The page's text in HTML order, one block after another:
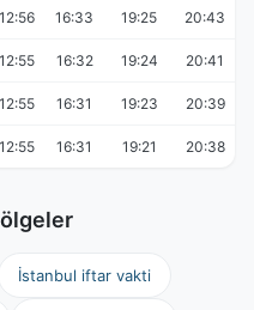
12:56 16:33 19:25 20:43
12:55 16:32 19:24 20:41
12:55 16:31 19:23 20:39
12:55 16:31 19:21 20:38
İstanbul iftar vakti